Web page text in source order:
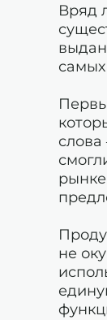
Вряд
не